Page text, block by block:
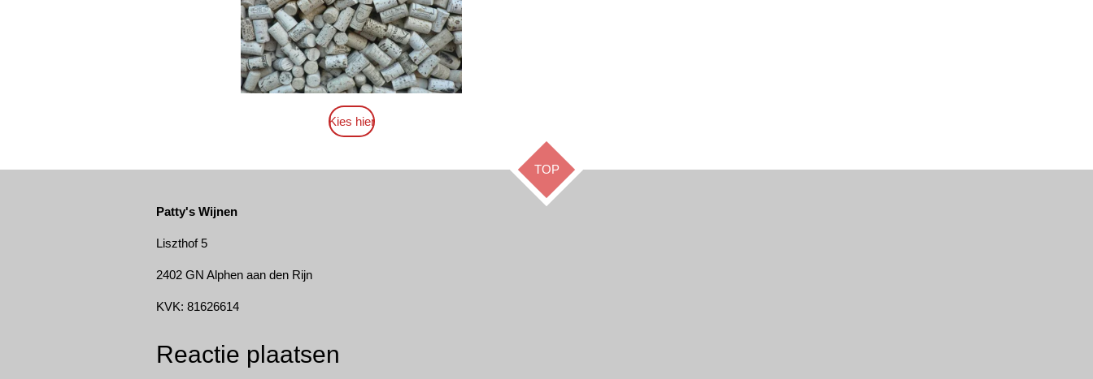
Kies hier
TOP
Patty's Wijnen
Liszthof 5
2402 GN Alphen aan den Rijn
KVK: 81626614
Reactie plaatsen